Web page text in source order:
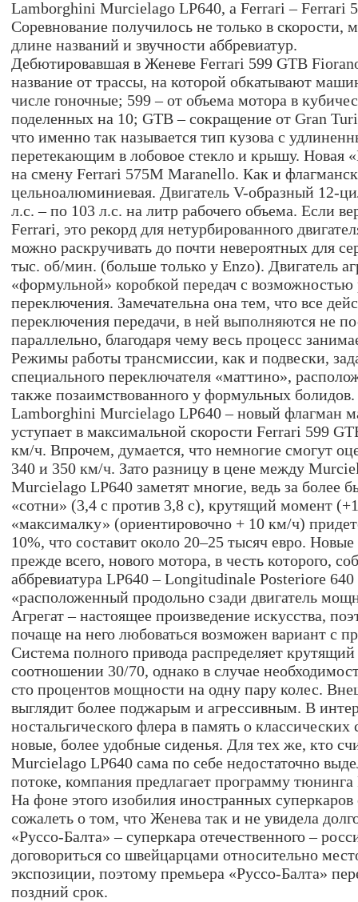
Lamborghini Murcielago LP640, а Ferrari – Ferrari
Соревнование получилось не только в скорости,
длине названий и звучности аббревиатур.
Дебютировавшая в Женеве Ferrari 599 GTB
название от трассы, на которой обкатывают
числе гоночные; 599 – от объема мотора в
поделенных на 10; GTB – сокращение от Gran
что именно так называется тип кузова с
перетекающим в лобовое стекло и крышу. Новая
на смену Ferrari 575M Maranello. Как и
цельноалюминиевая. Двигатель V-образный 12-
л.с. – по 103 л.с. на литр рабочего объема. Если
Ferrari, это рекорд для нетурбированного
можно раскручивать до почти невероятных для
тыс. об/мин. (больше только у Enzo). Двигатель
«формульной» коробкой передач с возможностью
переключения. Замечательна она тем, что все
переключения передачи, в ней выполняются не
параллельно, благодаря чему весь процесс
Режимы работы трансмиссии, как и подвески,
специального переключателя «маттино»,
также позаимствованного у формульных болидов.
Lamborghini Murcielago LP640 – новый флагман
уступает в максимальной скорости Ferrari 599
км/ч. Впрочем, думается, что немногие смогут
340 и 350 км/ч. Зато разницу в цене между
Murcielago LP640 заметят многие, ведь за более
«сотни» (3,4 с против 3,8 с), крутящий момент
«максималку» (ориентировочно + 10 км/ч)
10%, что составит около 20–25 тысяч евро. Новые
прежде всего, нового мотора, в честь которого,
аббревиатура LP640 – Longitudinale Posteriore 640
«расположенный продольно сзади двигатель
Агрегат – настоящее произведение искусства,
почаще на него любоваться возможен вариант с
Система полного привода распределяет
соотношении 30/70, однако в случае
сто процентов мощности на одну пару колес.
выглядит более поджарым и агрессивным. В
ностальгического флера в память о классических
новые, более удобные сиденья. Для тех же, кто
Murcielago LP640 сама по себе недостаточно
потоке, компания предлагает программу
На фоне этого изобилия иностранных суперкаров
сожалеть о том, что Женева так и не увидела
«Руссо-Балта» – суперкара отечественного –
договориться со швейцарцами относительно
экспозиции, поэтому премьера «Руссо-Балта»
поздний срок.